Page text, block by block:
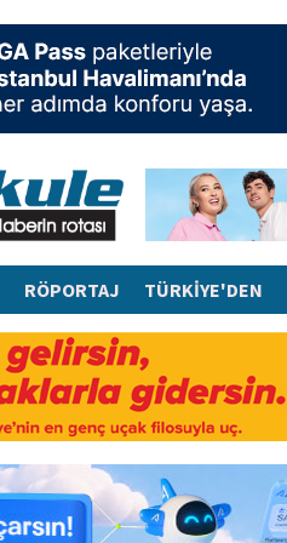
RÖPORTAJ TÜRKİYE'DEN